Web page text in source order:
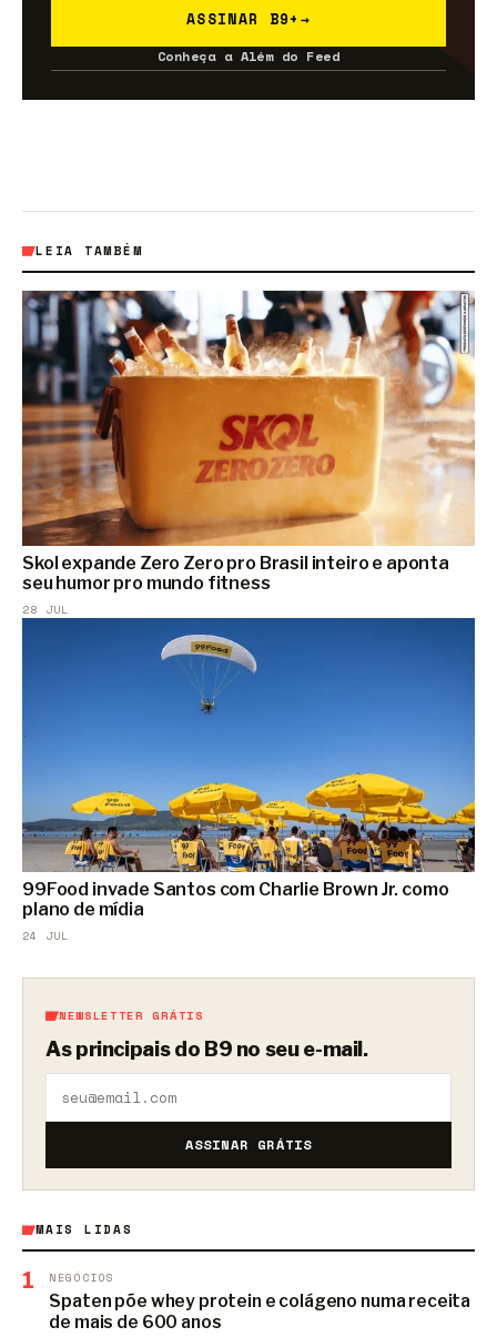
ASSINAR B9+ →
Conheça a Além do Feed
LEIA TAMBÉM
Skol expande Zero Zero pro Brasil inteiro e aponta
seu humor pro mundo fitness
28 JUL
99Food invade Santos com Charlie Brown Jr. como
plano de mídia
24 JUL
NEWSLETTER GRÁTIS
As principais do B9 no seu e-mail.
ASSINAR GRÁTIS
MAIS LIDAS
1 NEGÓCIOS
Spaten põe whey protein e colágeno numa receita
de mais de 600 anos